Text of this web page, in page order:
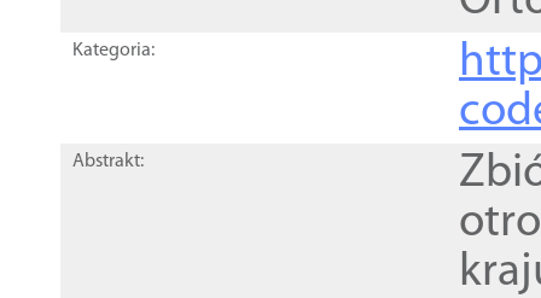
Kategoria:
Abstrakt: